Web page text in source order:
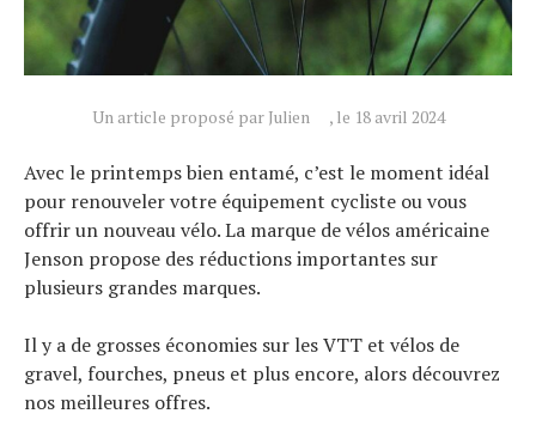
Un article proposé par Julien , le 18 avril 2024
Avec le printemps bien entamé, c’est le moment idéal
pour renouveler votre équipement cycliste ou vous
offrir un nouveau vélo. La marque de vélos américaine
Jenson propose des réductions importantes sur
plusieurs grandes marques.
Il y a de grosses économies sur les VTT et vélos de
gravel, fourches, pneus et plus encore, alors découvrez
nos meilleures offres.